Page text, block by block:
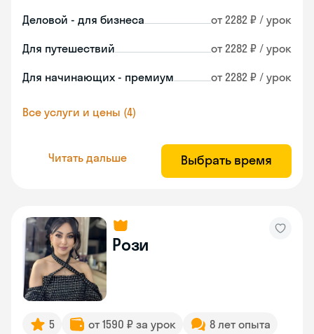
Деловой - для бизнеса от 2282 ₽ / урок
Для путешествий от 2282 ₽ / урок
Для начинающих - премиум от 2282 ₽ / урок
Все услуги и цены (4)
Читать дальше Выбрать время
Рози
5 от 1590 ₽ за урок
8 лет опыта